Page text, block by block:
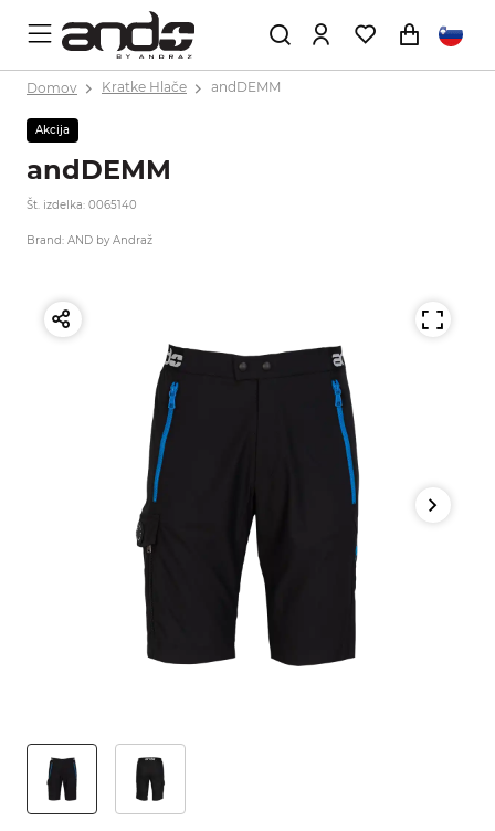
Domov Kratke Hlače andDEMM
Akcija
andDEMM
Št. izdelka: 0065140
Brand: AND by Andraž